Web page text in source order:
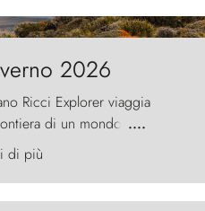
2026
Ricci Explorer viaggia
di un mondo
scolpisce la natura con
del Paine sfidano il
di pietra.
....
di più